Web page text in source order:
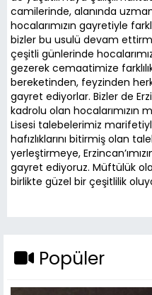
camilerinde, alanında
hocalarımızın gayretiyle
bizler bu usulü devam
çeşitli günlerinde
gezerek cemaatimize
bereketinden, feyzinden
gayret ediyorlar. Bizler de
kadrolu olan
Lisesi talebelerimiz
hafızlıklarını bitirmiş olan
yerleştirmeye,
gayret ediyoruz. Müftülük
birlikte güzel bir çeşitlilik
Popüler